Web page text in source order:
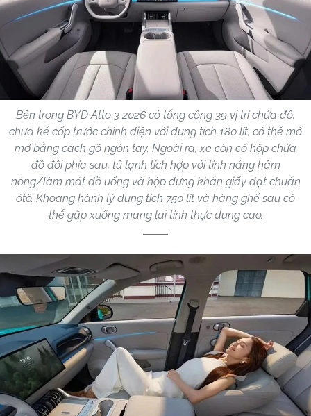
Bên trong BYD Atto 3 2026 có tổng cộng 39 vị trí chứa đồ,
chưa kể cốp trước chỉnh điện với dung tích 180 lít, có thể mở
mở bằng cách gõ ngón tay. Ngoài ra, xe còn có hộp chứa
đồ đôi phía sau, tủ lạnh tích hợp với tính năng hâm
nóng/làm mát đồ uống và hộp đựng khăn giấy đạt chuẩn
ôtô. Khoang hành lý dung tích 750 lít và hàng ghế sau có
thể gập xuống mang lại tính thực dụng cao.